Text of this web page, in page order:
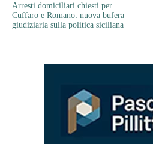
Arresti domiciliari chiesti per
Cuffaro e Romano: nuova bufera
giudiziaria sulla politica siciliana